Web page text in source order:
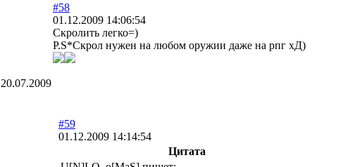
20.07.2009
#58
01.12.2009 14:06:54
Скролить легко=)
P.S*Скрол нужен на любом оружии даже на рпг хД)
#59
01.12.2009 14:14:54
Цитата